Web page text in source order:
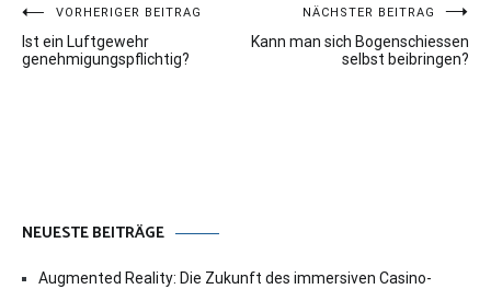
Beitragsnavigation
VORHERIGER BEITRAG
Ist ein Luftgewehr
genehmigungspflichtig?
NÄCHSTER BEITRAG
Kann man sich Bogenschiessen
selbst beibringen?
NEUESTE BEITRÄGE
Augmented Reality: Die Zukunft des immersiven Casino-